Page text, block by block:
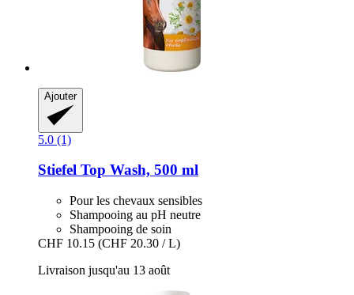
Ajouter
5.0 (1)
Stiefel Top Wash, 500 ml
Pour les chevaux sensibles
Shampooing au pH neutre
Shampooing de soin
CHF 10.15 (CHF 20.30 / L)
Livraison jusqu'au 13 août